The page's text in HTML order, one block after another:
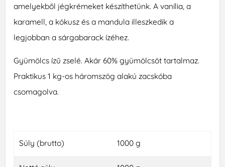
amelyekből jégkrémeket készíthetünk. A vanília, a
karamell, a kókusz és a mandula illeszkedik a
legjobban a sárgabarack ízéhez.
Gyümölcs ízű zselé. Akár 60% gyümölcsöt tartalmaz.
Praktikus 1 kg-os háromszög alakú zacskóba
csomagolva.
Súly (brutto) 1000 g